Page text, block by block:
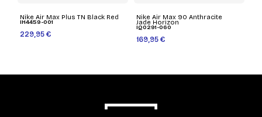
Nike Air Max Plus TN Black Red
IH4459-001
229,95 €
Nike Air Max 90 Anthracite
Jade Horizon
IQ0291-060
169,95 €